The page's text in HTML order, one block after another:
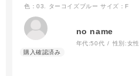
色：03. ターコイズブルー サイズ：F
no name
年代:50代 性別:女性